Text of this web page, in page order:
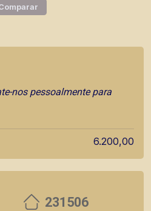
nos pessoalmente para
6.200,00
231506